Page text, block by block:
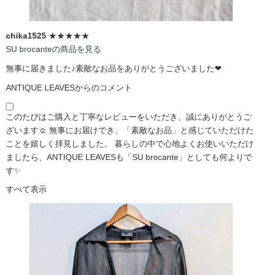
chika1525 ★★★★★
SU brocanteの商品を見る
無事に届きました♪素敵なお品をありがとうございました❤
ANTIQUE LEAVESからのコメント
このたびはご購入と丁寧なレビューをいただき、誠にありがとうご
ざいます☺️ 無事にお届けでき、「素敵なお品」と感じていただけた
ことを嬉しく拝見しました。 暮らしの中で心地よくお使いいただけ
ましたら、ANTIQUE LEAVESも「SU brocante」としても何よりで
す✨
すべて表示